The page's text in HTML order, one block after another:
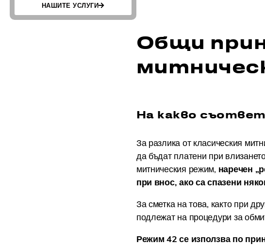
НАШИТЕ УСЛУГИ
Общи
На какво
За разлика от класическия
да бъдат платени при
митническия режим, наречен
при внос, ако са спазени
За сметка на това, както при
подлежат на процедури за
Режим 42 се използва по